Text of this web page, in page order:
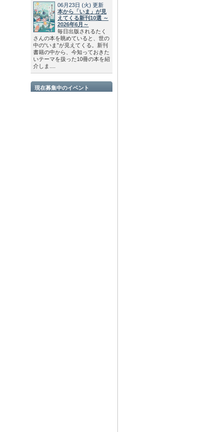
06月23日 (火) 更新
本から「いま」が見
えてくる新刊10選 ～
2026年6月～
毎日出版されるたく
さんの本を眺めていると、世の
中の“いま”が見えてくる。新刊
書籍の中から、今知っておきた
いテーマを扱った10冊の本を紹
介しま....
現在募集中のイベント